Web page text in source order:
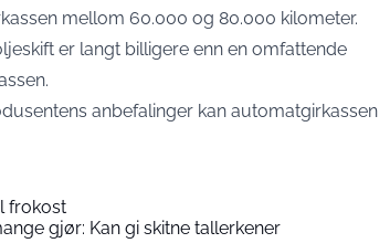
mellom 60.000 og 80.000 kilometer.
er langt billigere enn en omfattende
anbefalinger kan automatgirkassen
frokost
gjør: Kan gi skitne tallerkener